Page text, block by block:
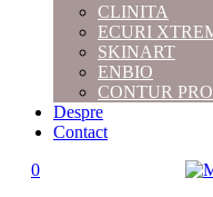
CLINITA
ECURI
SKINART
ENBIO
CONTUR
Despre
Contact
0